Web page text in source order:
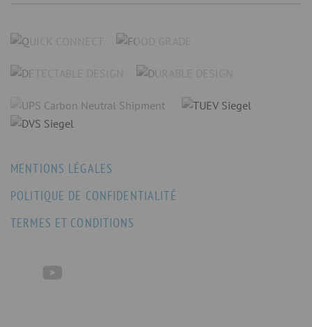
MENTIONS LÉGALES
POLITIQUE DE CONFIDENTIALITÉ
TERMES ET CONDITIONS